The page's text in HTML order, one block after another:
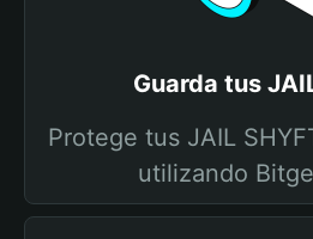
Guarda tus
Protege tus JAIL
utilizando